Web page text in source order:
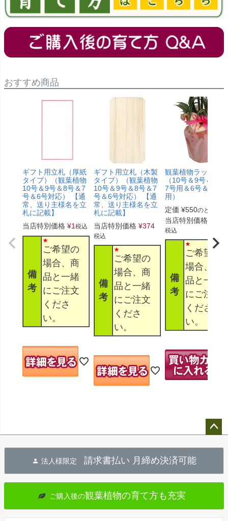
おすすめ商品
ギフト用立札（厚紙
タイプ）（観葉植物
10号＆9号＆8号＆7
号＆6号対応） 【通
常、送り主様名を立
札に記載】
当店特別価格 ¥1 税込
備
考
ご希望の
場合、商
品と一緒
にご注文
くださ
い。
ギフト用立札（木製
タイプ）（観葉植物
10号＆9号＆8号＆7
号＆6号対応） 【通
常、送り主様名を立
札に記載】
当店特別価格 ¥374
税込
備
考
ご希望の
場合、商
品と一緒
にご注文
くださ
い。
観葉植物ラッピン
（10号＆9号＆8号
7号用＆6号＆5号
用）
定価 ¥550のところ
当店特別価格
税込
備
考
ご希望の
場合、商
品と一緒
にご注文
くださ
い。
へ
法人様限定 請求書払い 月締め決済可能
ご購入後の観葉植物の育て方も充実